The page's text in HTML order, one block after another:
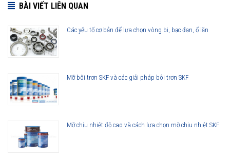
Hotline 24/7:
076 66 55 386
BÀI VIẾT LIÊN QUAN
Các yếu tố cơ bản để lựa chọn vòng bi, bạc đạn, ổ lăn
Mỡ bôi trơn SKF và các giải pháp bôi trơn SKF
Mỡ chịu nhiệt độ cao và cách lựa chọn mỡ chịu nhiệt SKF